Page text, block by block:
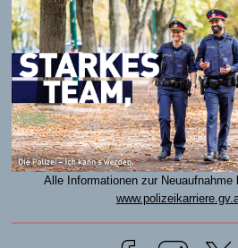
Alle Informationen zur Neuaufnahme